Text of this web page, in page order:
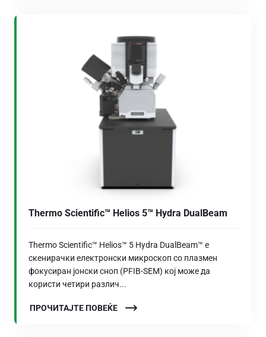
Thermo Scientific™ Helios 5™ Hydra DualBeam
Thermo Scientific™ Helios™ 5 Hydra DualBeam™ е
скенирачки електронски микроскоп со плазмен
фокусиран јонски сноп (PFIB-SEM) кој може да
користи четири различ...
ПРОЧИТАЈТЕ ПОВЕЌЕ